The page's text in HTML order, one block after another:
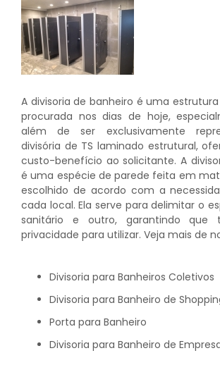
A divisoria de banheiro é uma
procurada nos dias de hoje,
além de ser exclusivamente
divisória de TS laminado estrutural,
custo-benefício ao solicitante. A
é uma espécie de parede feita em
escolhido de acordo com a
cada local. Ela serve para delimitar o
sanitário e outro, garantindo que
privacidade para utilizar. Veja mais de
Divisoria para Banheiros Coletivos
Divisoria para Banheiro de
Porta para Banheiro
Divisoria para Banheiro de